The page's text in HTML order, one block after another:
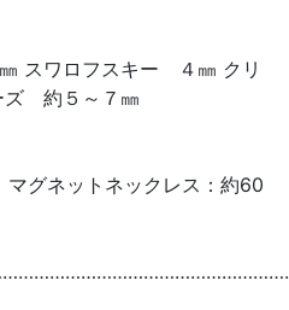
スワロフスキー ４㎜ クリ
ズ 約５～７㎜
グネットネックレス：約60